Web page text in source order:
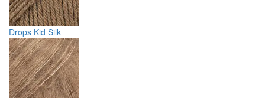
Drops Kid Silk